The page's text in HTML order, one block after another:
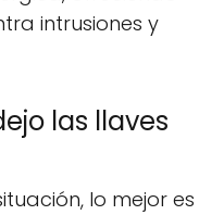
intrusiones y
las llaves
lo mejor es